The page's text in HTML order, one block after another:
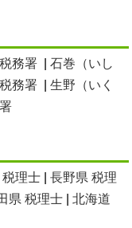
務署| 石巻（いし
務署| 生野（いく
理士| 長野県 税理
県 税理士| 北海道